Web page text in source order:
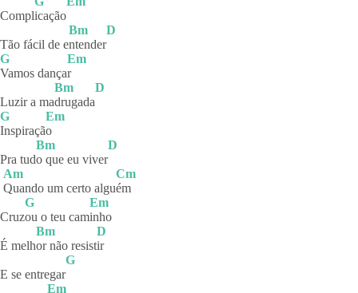
Complicação
Tão fácil de e
Bm
ntender
D
G
Vamos dança
Em
r
Luzir a ma
Bm
drugada
D
G
Inspiraçã
Em
o
Pra tud
Bm
o que eu viver
D
Am
Quando um certo algu
Cm
ém
Cruz
G
ou o teu cam
Em
inho
É melh
Bm
or não resist
D
ir
E se entregar
G
Em